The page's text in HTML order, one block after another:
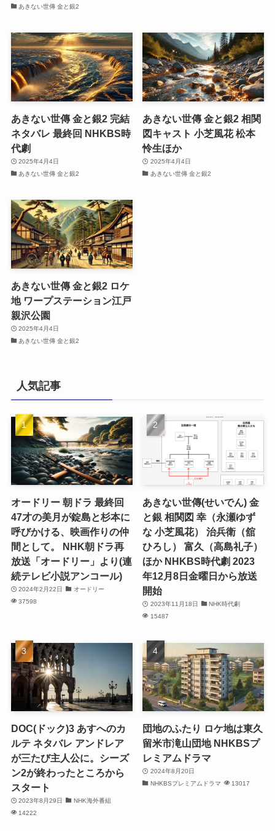
あきない世傳 金と銀2
あきない世傳 金と銀2 完結
ネタバレ 最終回 NHKBS時
代劇
2025年4月4日
あきない世傳 金と銀2
あきない世傳 金と銀2 相関
図キャスト 小芝風花 松本
怜生ほか
2025年4月4日
あきない世傳 金と銀2
あきない世傳 金と銀2 ロケ
地 ワープステーション江戸
親沢公園
2025年4月4日
あきない世傳 金と銀2
人気記事
オードリー 朝ドラ 最終回
47才の美月が錠島と杉本に
呼びかける、映画作りの仲
間として。 NHK朝ドラ再
放送「オードリー」より(連
続テレビ小説アンコール)
2024年2月22日
オードリー
37598
あきない世傳(せいでん) 金
と銀 相関図 幸（永瀬ゆず
な 小芝風花） 治兵衛（舘
ひろし） 富久（高島礼子）
ほか NHKBS時代劇 2023
年12月8日金曜日から放送
開始
2023年11月18日
NHK時代劇
15487
DOC(ドック)3 あすへのカ
ルテ ネタバレ アンドレア
が三たび主人公に。シーズ
ン2が終わったところから
スタート
2023年8月29日
NHK海外番組
14222
団地のふたり ロケ地は東久
留米市滝山団地 NHKBSプ
レミアムドラマ
2024年8月20日
NHKBSプレミアムドラマ
13017